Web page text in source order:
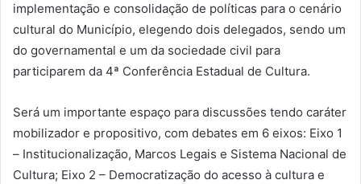
implementação e consolidação de políticas para o cenário
cultural do Município, elegendo dois delegados, sendo um
do governamental e um da sociedade civil para
participarem da 4ª Conferência Estadual de Cultura.
Será um importante espaço para discussões tendo caráter
mobilizador e propositivo, com debates em 6 eixos: Eixo 1
– Institucionalização, Marcos Legais e Sistema Nacional de
Cultura; Eixo 2 – Democratização do acesso à cultura e